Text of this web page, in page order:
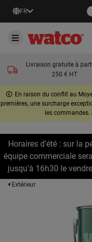
FR
Livraison gratuite à
250 € HT
En raison du conflit au
premières, une surcharge
les
Horaires d’été : sur la
équipe commerciale
jusqu'à 16h30 le
Extérieur